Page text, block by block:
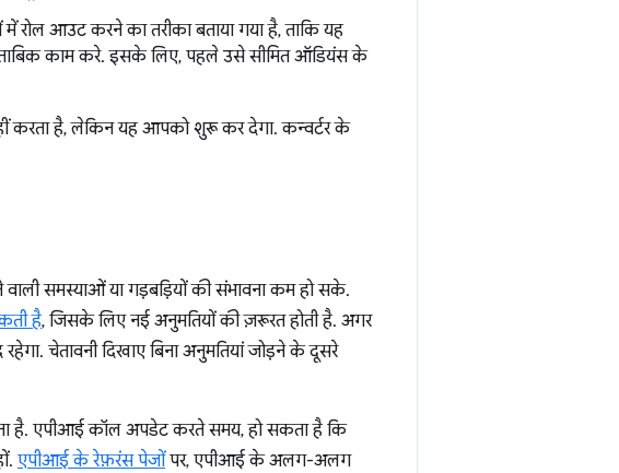
आउट करने का तरीका बताया गया है, ताकि यह
काम करे. इसके लिए, पहले उसे सीमित ऑडियंस के
है, लेकिन यह आपको शुरू कर देगा. कन्वर्टर के
वाली समस्याओं या गड़बड़ियों की संभावना कम हो सके.
है, जिसके लिए नई अनुमतियों की ज़रूरत होती है. अगर
चेतावनी दिखाए बिना अनुमतियां जोड़ने के दूसरे
है. एपीआई कॉल अपडेट करते समय, हो सकता है कि
एपीआई के रेफ़रंस पेजोंपर, एपीआई के अलग-अलग